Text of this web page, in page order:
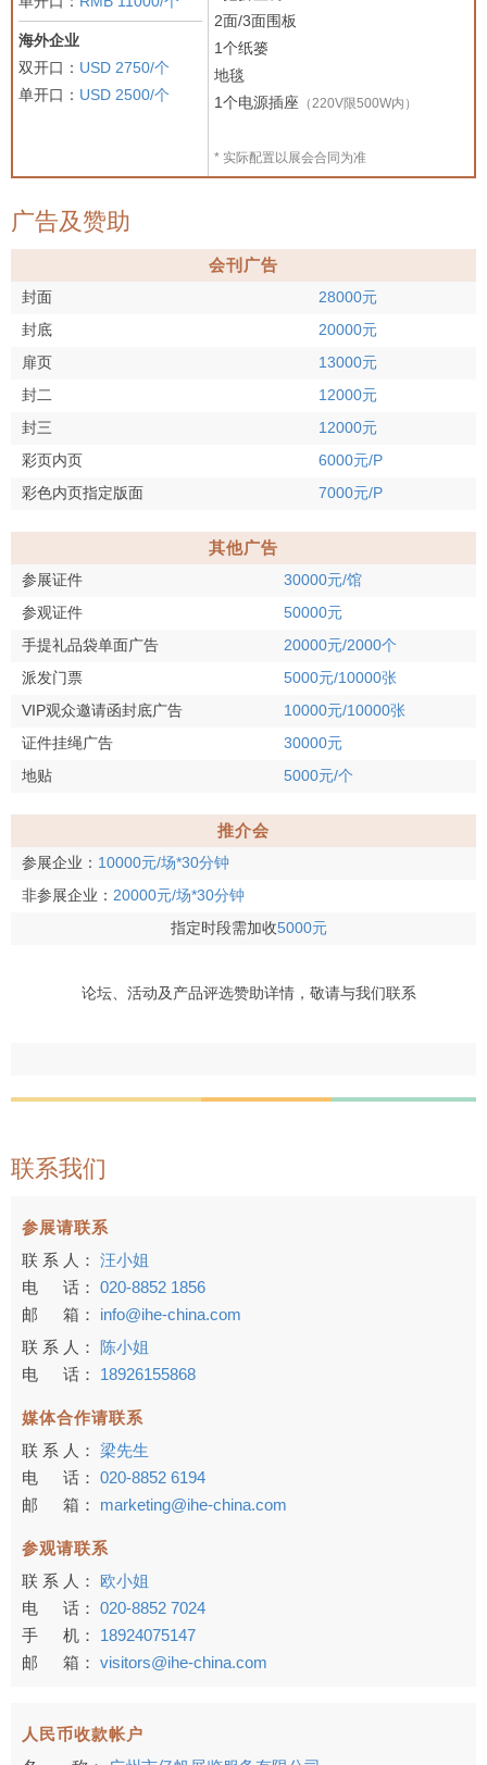
海外企业
双开口： USD 2750/个
单开口： USD 2500/个
2面/3面围板
1个纸篓
地毯
1个电源插座 （220V限500W内）
* 实际配置以展会合同为准
广告及赞助
会刊广告
封面
28000元
封底
20000元
扉页
13000元
封二
12000元
封三
12000元
彩页内页
6000元/P
彩色内页指定版面
7000元/P
其他广告
参展证件
30000元/馆
参观证件
50000元
手提礼品袋单面广告
20000元/2000个
派发门票
5000元/10000张
VIP观众邀请函封底广告
10000元/10000张
证件挂绳广告
30000元
地贴
5000元/个
推介会
参展企业： 10000元/场*30分钟
非参展企业： 20000元/场*30分钟
指定时段需加收5000元
论坛、活动及产品评选赞助详情，敬请与我们联系
联系我们
参展请联系
联 系 人： 汪小姐
电 话： 020-8852 1856
邮 箱：
info@ihe-china.com
联 系 人：
陈小姐
电 话：
18926155868
媒体合作请联系
联 系 人： 梁先生
电 话： 020-8852 6194
邮 箱：
marketing@ihe-china.com
参观请联系
联 系 人：
欧小姐
电 话： 020-8852 7024
手 机：
18924075147
邮 箱： visitors@ihe-china.com
人民币收款帐户